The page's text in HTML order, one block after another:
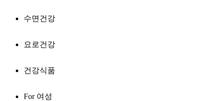
수면건강
요로건강
건강식품
For 여성